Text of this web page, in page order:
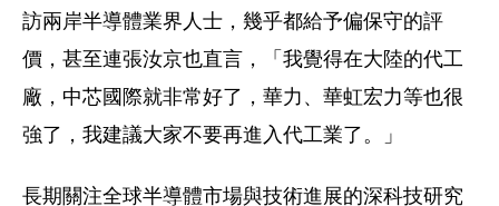
訪兩岸半導體業界人士，幾乎都給予偏保守的評
價，甚至連張汝京也直言，「我覺得在大陸的代工
廠，中芯國際就非常好了，華力、華虹宏力等也很
強了，我建議大家不要再進入代工業了。」
長期關注全球半導體市場與技術進展的深科技研究